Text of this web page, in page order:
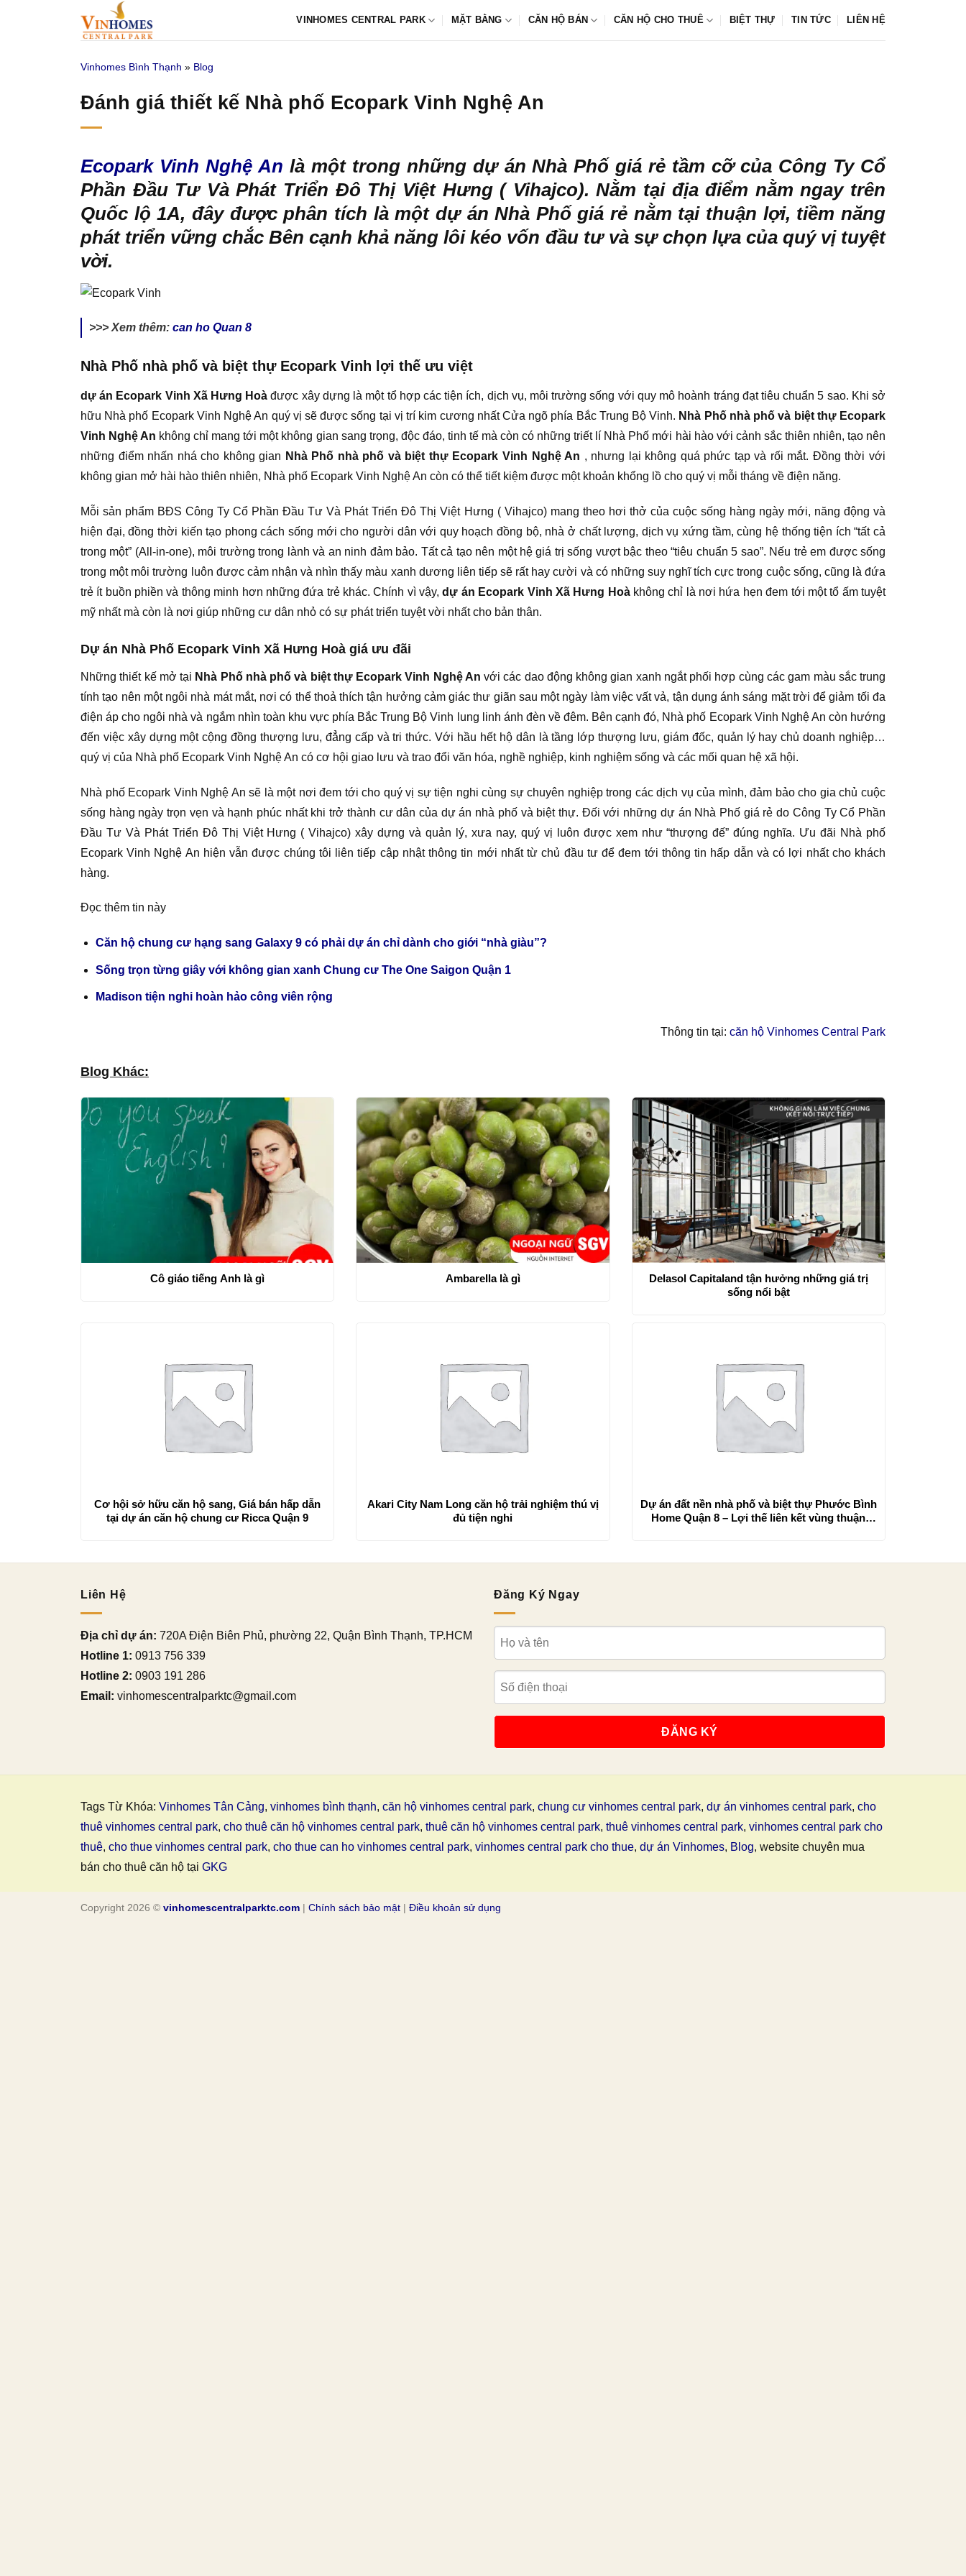
VINHOMES CENTRAL PARK MẶT BẰNG CĂN HỘ BÁN CĂN HỘ CHO THUÊ BIỆT THỰ TIN TỨC LIÊN HỆ
Vinhomes Bình Thạnh » Blog
Đánh giá thiết kế Nhà phố Ecopark Vinh Nghệ An
Ecopark Vinh Nghệ An là một trong những dự án Nhà Phố giá rẻ tầm cỡ của Công Ty Cổ
Phần Đầu Tư Và Phát Triển Đô Thị Việt Hưng ( Vihajco). Nằm tại địa điểm nằm ngay trên
Quốc lộ 1A, đây được phân tích là một dự án Nhà Phố giá rẻ nằm tại thuận lợi, tiềm năng
phát triển vững chắc Bên cạnh khả năng lôi kéo vốn đầu tư và sự chọn lựa của quý vị tuyệt
vời.
>>> Xem thêm: can ho Quan 8
Nhà Phố nhà phố và biệt thự Ecopark Vinh lợi thế ưu việt
dự án Ecopark Vinh Xã Hưng Hoà được xây dựng là một tổ hợp các tiện ích, dịch vụ, môi trường sống với quy mô hoành tráng đạt tiêu chuẩn 5 sao. Khi sở
hữu Nhà phố Ecopark Vinh Nghệ An quý vị sẽ được sống tại vị trí kim cương nhất Cửa ngõ phía Bắc Trung Bộ Vinh. Nhà Phố nhà phố và biệt thự Ecopark
Vinh Nghệ An không chỉ mang tới một không gian sang trọng, độc đáo, tinh tế mà còn có những triết lí Nhà Phố mới hài hào với cảnh sắc thiên nhiên, tạo nên
những điểm nhấn nhá cho không gian Nhà Phố nhà phố và biệt thự Ecopark Vinh Nghệ An , nhưng lại không quá phức tạp và rối mắt. Đồng thời với
không gian mở hài hào thiên nhiên, Nhà phố Ecopark Vinh Nghệ An còn có thể tiết kiệm được một khoản khổng lồ cho quý vị mỗi tháng về điện năng.
Mỗi sản phẩm BĐS Công Ty Cổ Phần Đầu Tư Và Phát Triển Đô Thị Việt Hưng ( Vihajco) mang theo hơi thở của cuộc sống hàng ngày mới, năng động và
hiện đại, đồng thời kiến tạo phong cách sống mới cho người dân với quy hoạch đồng bộ, nhà ở chất lượng, dịch vụ xứng tầm, cùng hệ thống tiện ích “tất cả
trong một” (All-in-one), môi trường trong lành và an ninh đảm bảo. Tất cả tạo nên một hệ giá trị sống vượt bậc theo “tiêu chuẩn 5 sao”. Nếu trẻ em được sống
trong một môi trường luôn được cảm nhận và nhìn thấy màu xanh dương liên tiếp sẽ rất hay cười và có những suy nghĩ tích cực trong cuộc sống, cũng là đứa
trẻ ít buồn phiền và thông minh hơn những đứa trẻ khác. Chính vì vậy,dự án Ecopark Vinh Xã Hưng Hoàkhông chỉ là nơi hứa hẹn đem tới một tổ ấm tuyệt
mỹ nhất mà còn là nơi giúp những cư dân nhỏ có sự phát triển tuyệt vời nhất cho bản thân.
Dự án Nhà Phố Ecopark Vinh Xã Hưng Hoà giá ưu đãi
Những thiết kế mở tại Nhà Phố nhà phố và biệt thự Ecopark Vinh Nghệ An với các dao động không gian xanh ngắt phối hợp cùng các gam màu sắc trung
tính tạo nên một ngôi nhà mát mắt, nơi có thể thoả thích tận hưởng cảm giác thư giãn sau một ngày làm việc vất vả, tận dụng ánh sáng mặt trời để giảm tối đa
điện áp cho ngôi nhà và ngắm nhìn toàn khu vực phía Bắc Trung Bộ Vinh lung linh ánh đèn về đêm. Bên cạnh đó, Nhà phố Ecopark Vinh Nghệ An còn hướng
đến việc xây dựng một cộng đồng thượng lưu, đẳng cấp và tri thức. Với hầu hết hộ dân là tầng lớp thượng lưu, giám đốc, quản lý hay chủ doanh nghiệp…
quý vị của Nhà phố Ecopark Vinh Nghệ An có cơ hội giao lưu và trao đổi văn hóa, nghề nghiệp, kinh nghiệm sống và các mối quan hệ xã hội.
Nhà phố Ecopark Vinh Nghệ An sẽ là một nơi đem tới cho quý vị sự tiện nghi cùng sự chuyên nghiệp trong các dịch vụ của mình, đảm bảo cho gia chủ cuộc
sống hàng ngày trọn vẹn và hạnh phúc nhất khi trở thành cư dân của dự án nhà phố và biệt thự. Đối với những dự án Nhà Phố giá rẻ do Công Ty Cổ Phần
Đầu Tư Và Phát Triển Đô Thị Việt Hưng ( Vihajco) xây dựng và quản lý, xưa nay, quý vị luôn được xem như “thượng đế” đúng nghĩa. Ưu đãi Nhà phố
Ecopark Vinh Nghệ An hiện vẫn được chúng tôi liên tiếp cập nhật thông tin mới nhất từ chủ đầu tư để đem tới thông tin hấp dẫn và có lợi nhất cho khách
hàng.
Đọc thêm tin này
Căn hộ chung cư hạng sang Galaxy 9 có phải dự án chỉ dành cho giới “nhà giàu”?
Sống trọn từng giây với không gian xanh Chung cư The One Saigon Quận 1
Madison tiện nghi hoàn hảo công viên rộng
Thông tin tại: căn hộ Vinhomes Central Park
Blog Khác:
Cô giáo tiếng Anh là gì Ambarella là gì
Delasol Capitaland tận hưởng những giá trị
sống nổi bật
Cơ hội sở hữu căn hộ sang, Giá bán hấp dẫn
tại dự án căn hộ chung cư Ricca Quận 9
Akari City Nam Long căn hộ trải nghiệm thú vị
đủ tiện nghi
Dự án đất nền nhà phố và biệt thự Phước Bình
Home Quận 8 – Lợi thế liên kết vùng thuận
Liên Hệ
Địa chỉ dự án: 720A Điện Biên Phủ, phường 22, Quận Bình Thạnh, TP.HCM
Hotline 1: 0913 756 339
Hotline 2: 0903 191 286
Email: vinhomescentralparktc@gmail.com
Đăng Ký Ngay
Tags Từ Khóa: Vinhomes Tân Cảng, vinhomes bình thạnh, căn hộ vinhomes central park, chung cư vinhomes central park, dự án vinhomes central park, cho
thuê vinhomes central park, cho thuê căn hộ vinhomes central park, thuê căn hộ vinhomes central park, thuê vinhomes central park, vinhomes central park cho
thuê, cho thue vinhomes central park, cho thue can ho vinhomes central park, vinhomes central park cho thue, dự án Vinhomes, Blog, website chuyên mua
bán cho thuê căn hộ tại GKG
Copyright 2026 © vinhomescentralparktc.com | Chính sách bảo mật | Điều khoản sử dụng